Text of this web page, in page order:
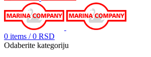
0 items / 0 RSD
Odaberite kategoriju